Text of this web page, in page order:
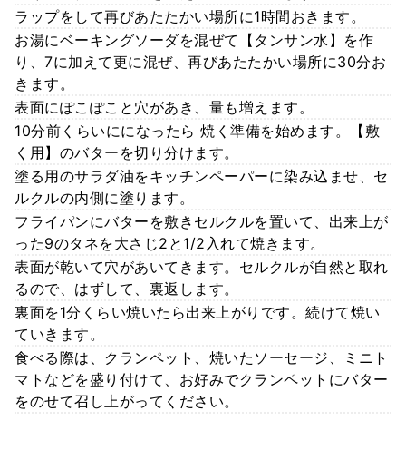
ラップをして再びあたたかい場所に1時間おきます。
お湯にベーキングソーダを混ぜて【タンサン水】を作
り、7に加えて更に混ぜ、再びあたたかい場所に30分お
きます。
表面にぽこぽこと穴があき、量も増えます。
10分前くらいにになったら 焼く準備を始めます。【敷
く用】のバターを切り分けます。
塗る用のサラダ油をキッチンペーパーに染み込ませ、セ
ルクルの内側に塗ります。
フライパンにバターを敷きセルクルを置いて、出来上が
った9のタネを大さじ2と1/2入れて焼きます。
表面が乾いて穴があいてきます。セルクルが自然と取れ
るので、はずして、裏返します。
裏面を1分くらい焼いたら出来上がりです。続けて焼い
ていきます。
食べる際は、クランペット、焼いたソーセージ、ミニト
マトなどを盛り付けて、お好みでクランペットにバター
をのせて召し上がってください。